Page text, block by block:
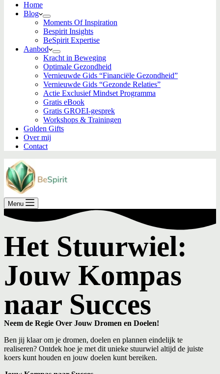
Home
Blog
Moments Of Inspiration
Bespirit Insights
BeSpirit Expertise
Aanbod
Kracht in Beweging
Optimale Gezondheid
Vernieuwde Gids “Financiële Gezondheid”
Vernieuwde Gids “Gezonde Relaties”
Actie Exclusief Mindset Programma
Gratis eBook
Gratis GROEI-gesprek
Workshops & Trainingen
Golden Gifts
Over mij
Contact
Menu
Het Stuurwiel:
Jouw Kompas
naar Succes
Neem de Regie Over Jouw Dromen en Doelen!
Ben jij klaar om je dromen, doelen en plannen eindelijk te
realiseren? Ontdek hoe je met dit unieke stuurwiel altijd de juiste
koers kunt houden en jouw doelen kunt bereiken.